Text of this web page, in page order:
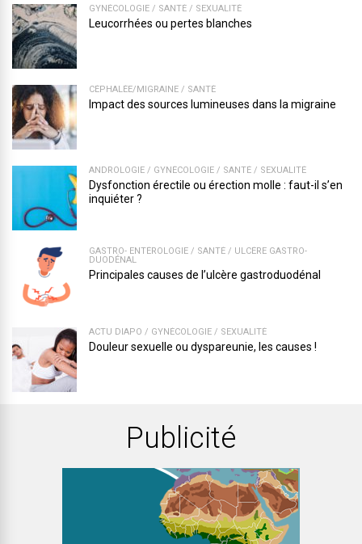
GYNÉCOLOGIE / SANTÉ / SEXUALITÉ
Leucorrhées ou pertes blanches
CÉPHALÉE/MIGRAINE / SANTÉ
Impact des sources lumineuses dans la migraine
ANDROLOGIE / GYNÉCOLOGIE / SANTÉ / SEXUALITÉ
Dysfonction érectile ou érection molle : faut-il s’en
inquiéter ?
GASTRO- ENTÉROLOGIE / SANTÉ / ULCÈRE GASTRO-
DUODÉNAL
Principales causes de l’ulcère gastroduodénal
ACTU DIAPO / GYNÉCOLOGIE / SEXUALITÉ
Douleur sexuelle ou dyspareunie, les causes !
Publicité